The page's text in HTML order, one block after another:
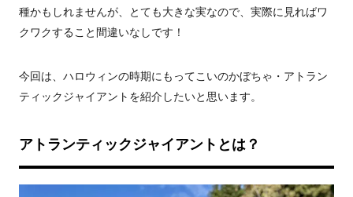
種かもしれませんが、とても大きな実なので、実際に見ればワ
クワクすること間違いなしです！
今回は、ハロウィンの時期にもってこいのかぼちゃ・アトラン
ティックジャイアントを紹介したいと思います。
アトランティックジャイアントとは？